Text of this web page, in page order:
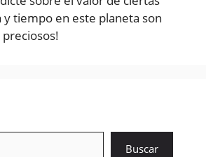
y tiempo en este planeta son
Buscar